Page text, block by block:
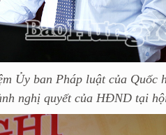
Ủy ban Pháp luật của Quốc
nghị quyết của HĐND tại